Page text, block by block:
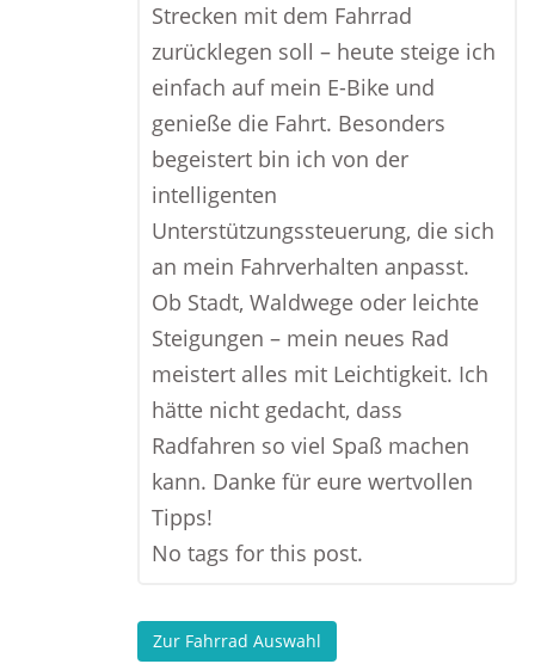
Strecken mit dem Fahrrad
zurücklegen soll – heute steige ich
einfach auf mein E-Bike und
genieße die Fahrt. Besonders
begeistert bin ich von der
intelligenten
Unterstützungssteuerung, die sich
an mein Fahrverhalten anpasst.
Ob Stadt, Waldwege oder leichte
Steigungen – mein neues Rad
meistert alles mit Leichtigkeit. Ich
hätte nicht gedacht, dass
Radfahren so viel Spaß machen
kann. Danke für eure wertvollen
Tipps!
No tags for this post.
Zur Fahrrad Auswahl